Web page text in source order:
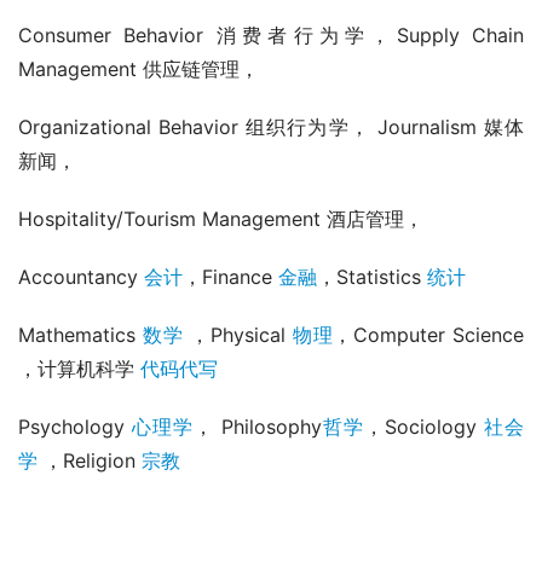
Consumer Behavior 消费者行为学，Supply Chain
Management 供应链管理，
Organizational Behavior 组织行为学， Journalism 媒体
新闻，
Hospitality/Tourism Management 酒店管理，
Accountancy 会计 ，Finance 金融 ，Statistics 统计
Mathematics 数学 ，Physical 物理 ，Computer Science
，计算机科学 代码代写
Psychology 心理学 ， Philosophy哲学 ，Sociology 社会
学 ，Religion 宗教